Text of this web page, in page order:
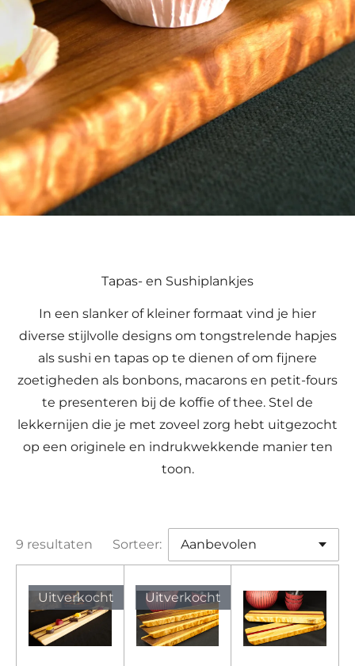
Tapas- en Sushiplankjes
In een slanker of kleiner formaat vind je hier
diverse stijlvolle designs om tongstrelende hapjes
als sushi en tapas op te dienen of om fijnere
zoetigheden als bonbons, macarons en petit-fours
te presenteren bij de koffie of thee. Stel de
lekkernijen die je met zoveel zorg hebt uitgezocht
op een originele en indrukwekkende manier ten
toon.
9 resultaten Sorteer:
Uitverkocht Uitverkocht